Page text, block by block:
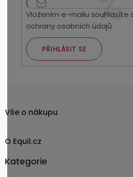
Vložením e-mailu souhlasíte
ochrany osobních údajů
PŘIHLÁSIT SE
Vše o nákupu
O Equil.cz
Kategorie